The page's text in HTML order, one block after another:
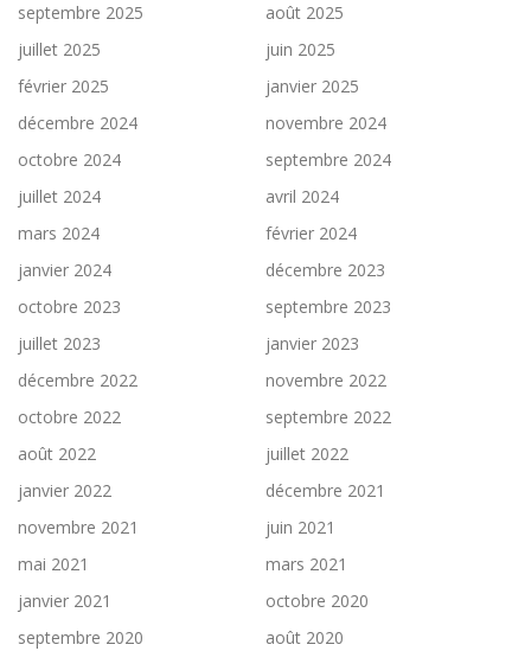
septembre 2025
août 2025
juillet 2025
juin 2025
février 2025
janvier 2025
décembre 2024
novembre 2024
octobre 2024
septembre 2024
juillet 2024
avril 2024
mars 2024
février 2024
janvier 2024
décembre 2023
octobre 2023
septembre 2023
juillet 2023
janvier 2023
décembre 2022
novembre 2022
octobre 2022
septembre 2022
août 2022
juillet 2022
janvier 2022
décembre 2021
novembre 2021
juin 2021
mai 2021
mars 2021
janvier 2021
octobre 2020
septembre 2020
août 2020